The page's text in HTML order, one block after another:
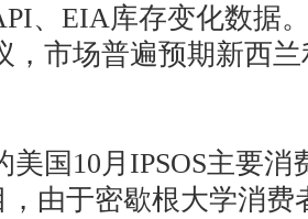
、EIA库存变化数据
，市场普遍预期新西
国10月IPSOS主要消
，由于密歇根大学消